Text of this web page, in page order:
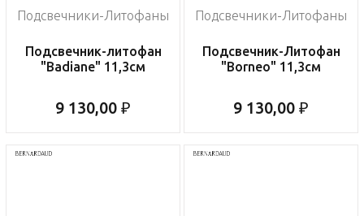
Подсвечники-Литофаны
Подсвечник-литофан
"Badiane" 11,3см
9 130,00 ₽
Подсвечники-Литофаны
Подсвечник-Литофан
"Borneo" 11,3см
9 130,00 ₽